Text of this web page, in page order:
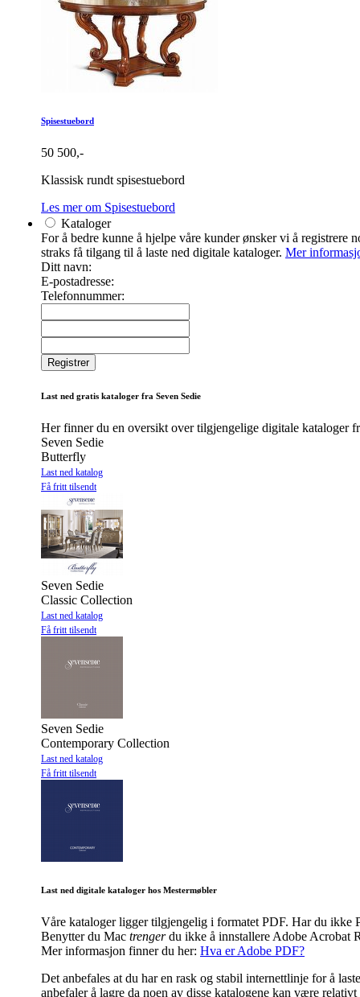
Spisestuebord
50 500,-
Klassisk rundt spisestuebord
Les mer om Spisestuebord
Kataloger
For å bedre kunne å hjelpe våre kunder ønsker vi å
straks få tilgang til å laste ned digitale kataloger. Mer
Ditt navn:
E-postadresse:
Telefonnummer:
Last ned gratis kataloger fra Seven Sedie
Her finner du en oversikt over tilgjengelige digitale kataloger
Seven Sedie
Butterfly
Last ned katalog
Få fritt tilsendt
Seven Sedie
Classic Collection
Last ned katalog
Få fritt tilsendt
Seven Sedie
Contemporary Collection
Last ned katalog
Få fritt tilsendt
Last ned digitale kataloger hos Mestermøbler
Våre kataloger ligger tilgjengelig i formatet PDF. Har du ikke
Benytter du Mac trengerdu ikke å innstallere Adobe Acrobat
Mer informasjon finner du her: Hva er Adobe PDF?
Det anbefales at du har en rask og stabil internettlinje for å
anbefaler å lagre da noen av disse katalogene kan være